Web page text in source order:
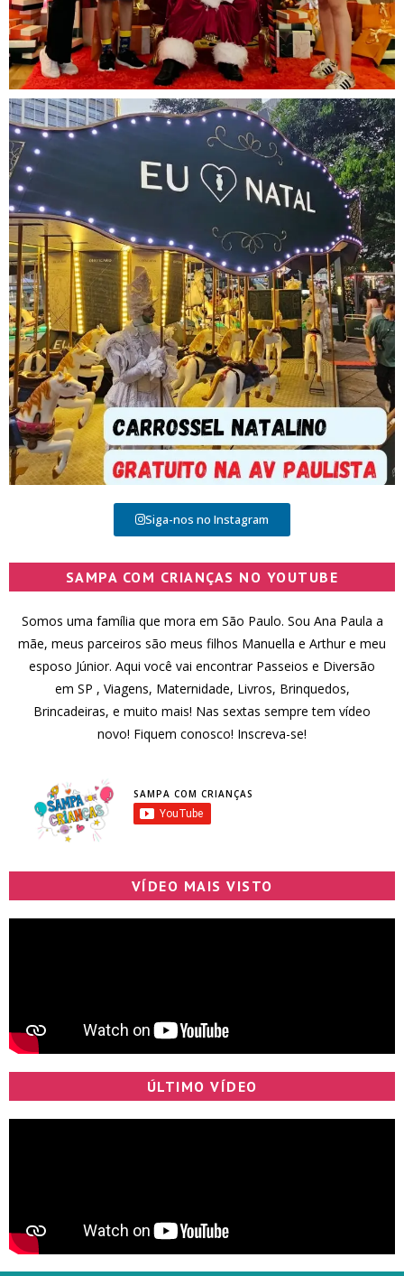
Siga-nos no Instagram
SAMPA COM CRIANÇAS NO YOUTUBE
Somos uma família que mora em São Paulo. Sou Ana Paula a
mãe, meus parceiros são meus filhos Manuella e Arthur e meu
esposo Júnior. Aqui você vai encontrar Passeios e Diversão
em SP , Viagens, Maternidade, Livros, Brinquedos,
Brincadeiras, e muito mais! Nas sextas sempre tem vídeo
novo! Fiquem conosco! Inscreva-se!
SAMPA COM CRIANÇAS
VÍDEO MAIS VISTO
ÚLTIMO VÍDEO